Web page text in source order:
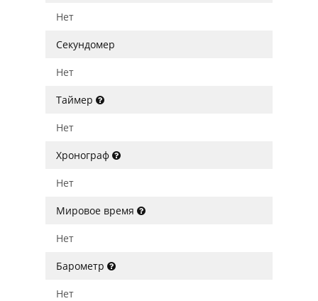
Нет
Секундомер
Нет
Таймер
Нет
Хронограф
Нет
Мировое время
Нет
Барометр
Нет